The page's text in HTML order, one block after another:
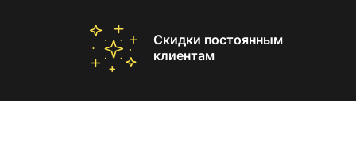
Скидки постоянным
клиентам